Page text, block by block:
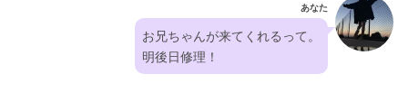
あなた
お兄ちゃんが来てくれるって。
明後日修理！